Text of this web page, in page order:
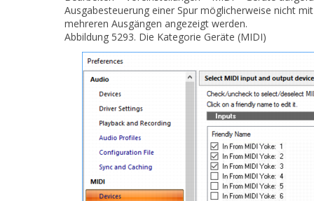
Ausgabesteuerung einer Spur möglicherweise nicht
mehreren Ausgängen angezeigt werden.
Abbildung 5293. Die Kategorie Geräte (MIDI)